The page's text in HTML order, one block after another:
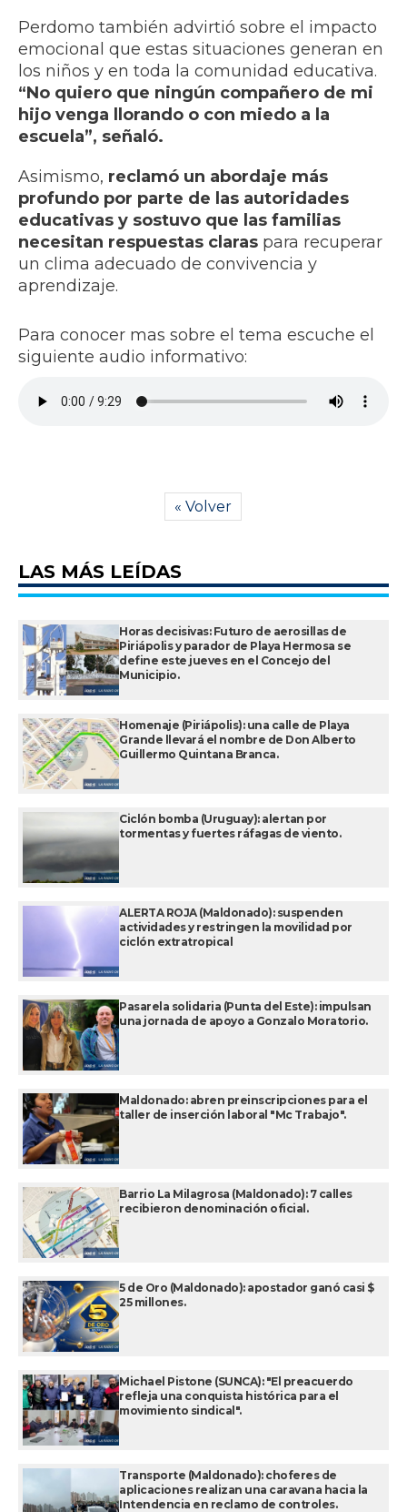
Perdomo también advirtió sobre el impacto
emocional que estas situaciones generan en
los niños y en toda la comunidad educativa.
“No quiero que ningún compañero de mi
hijo venga llorando o con miedo a la
escuela”, señaló.
Asimismo, reclamó un abordaje más
profundo por parte de las autoridades
educativas y sostuvo que las familias
necesitan respuestas claras para recuperar
un clima adecuado de convivencia y
aprendizaje.
Para conocer mas sobre el tema escuche el
siguiente audio informativo:
« Volver
LAS MÁS LEÍDAS
Horas decisivas: Futuro de aerosillas de
Piriápolis y parador de Playa Hermosa se
define este jueves en el Concejo del
Municipio.
Homenaje (Piriápolis): una calle de Playa
Grande llevará el nombre de Don Alberto
Guillermo Quintana Branca.
Ciclón bomba (Uruguay): alertan por
tormentas y fuertes ráfagas de viento.
ALERTA ROJA (Maldonado): suspenden
actividades y restringen la movilidad por
ciclón extratropical
Pasarela solidaria (Punta del Este): impulsan
una jornada de apoyo a Gonzalo Moratorio.
Maldonado: abren preinscripciones para el
taller de inserción laboral "Mc Trabajo".
Barrio La Milagrosa (Maldonado): 7 calles
recibieron denominación oficial.
5 de Oro (Maldonado): apostador ganó casi $
25 millones.
Michael Pistone (SUNCA): "El preacuerdo
refleja una conquista histórica para el
movimiento sindical".
Transporte (Maldonado): choferes de
aplicaciones realizan una caravana hacia la
Intendencia en reclamo de controles.